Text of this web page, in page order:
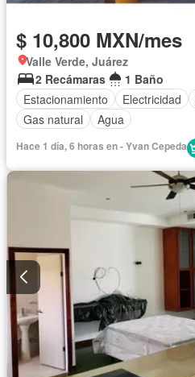
$ 10,800 MXN/mes
Valle Verde, Juárez
2 Recámaras
1 Baño
Estacionamiento
Electricidad
Gas natural
Agua
Hace 1 día, 6 horas en - Yvan Cepeda